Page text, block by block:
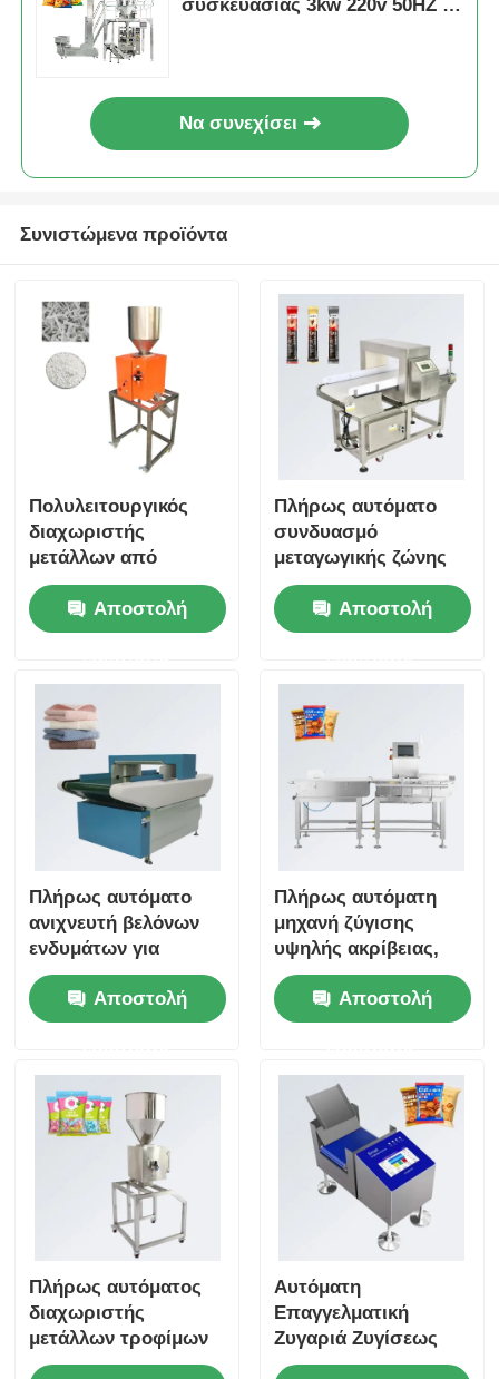
συσκευασίας 3kw 220v 50HZ 5-
Να συνεχίσει
Συνιστώμενα προϊόντα
Πολυλειτουργικός
διαχωριστής
μετάλλων από
πλαστικό υλικό για
διαχωρισμό
πλαστικών πυριτίων
μετάλλων
Αποστολή
Πλήρως αυτόματο
συνδυασμό
μεταγωγικής ζώνης
τροφίμων
ζυγαστήρας ελέγχου
ανιχνευτής μετάλλων
μπισκότα και κέικ
Αποστολή
Πλήρως αυτόματο
ανιχνευτή βελόνων
ενδυμάτων για
δερμάτινα ρούχα
υφάσματα και
παιχνίδια
Αποστολή
Πλήρως αυτόματη
μηχανή ζύγισης
υψηλής ακρίβειας,
όλα σε ένα, με
σύστημα
απορρίψεως
Αποστολή
Πλήρως αυτόματος
διαχωριστής
μετάλλων τροφίμων
Αυτόματη
Επαγγελματική
Ζυγαριά Ζυγίσεως
Μικρού Πλατφόρμας